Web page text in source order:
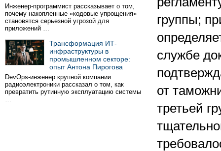
Инженер-программист рассказывает о том,
почему накопленные «кодовые упрощения»
становятся серьезной угрозой для
приложений …
Трансформация ИТ-
инфраструктуры в
промышленном секторе:
опыт Антона Пирогова
DevOps-инженер крупной компании
радиоэлектроники рассказал о том, как
превратить рутинную эксплуатацию системы
…
группы;
службе
от
третьей